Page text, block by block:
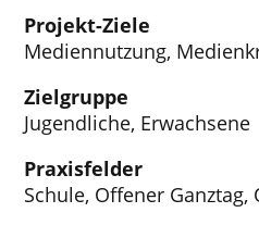
Projekt-Ziele
Mediennutzung,
Zielgruppe
Jugendliche, Erwachsene
Praxisfelder
Schule, Offener Ganztag,